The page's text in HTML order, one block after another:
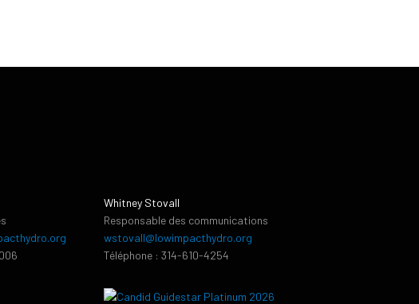
Whitney Stovall
Responsable des communications
wstovall@lowimpacthydro.org
Téléphone : 314-610-4254